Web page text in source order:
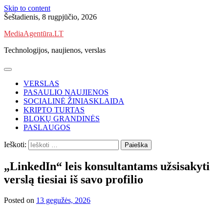
Skip to content
Šeštadienis, 8 rugpjūčio, 2026
MediaAgentūra.LT
Technologijos, naujienos, verslas
VERSLAS
PASAULIO NAUJIENOS
SOCIALINĖ ŽINIASKLAIDA
KRIPTO TURTAS
BLOKŲ GRANDINĖS
PASLAUGOS
Ieškoti:
„LinkedIn“ leis konsultantams užsisakyti
verslą tiesiai iš savo profilio
Posted on 13 gegužės, 2026